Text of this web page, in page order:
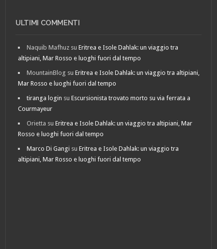
ULTIMI COMMENTI
Naquib Mafhuz suEritrea e Isole Dahlak: un viaggio tra
altipiani, Mar Rosso e luoghi fuori dal tempo
MountainBlog suEritrea e Isole Dahlak: un viaggio tra altipiani,
Mar Rosso e luoghi fuori dal tempo
tiranga login suEscursionista trovato morto su via ferrata a
Courmayeur
Orietta suEritrea e Isole Dahlak: un viaggio tra altipiani, Mar
Rosso e luoghi fuori dal tempo
Marco Di Gangi suEritrea e Isole Dahlak: un viaggio tra
altipiani, Mar Rosso e luoghi fuori dal tempo